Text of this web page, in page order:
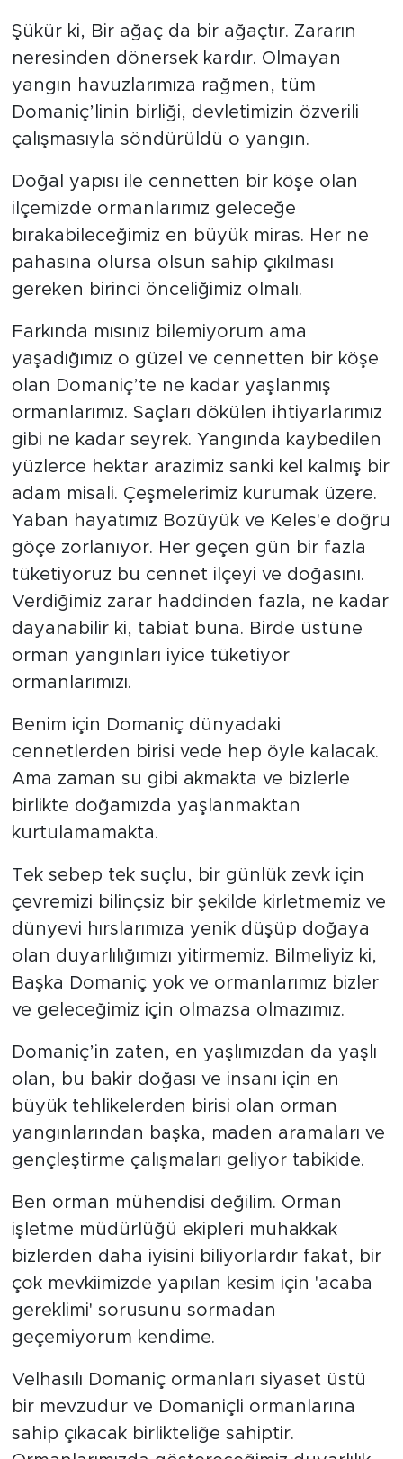
Şükür ki, Bir ağaç da bir ağaçtır. Zararın
neresinden dönersek kardır. Olmayan
yangın havuzlarımıza rağmen, tüm
Domaniç’linin birliği, devletimizin özverili
çalışmasıyla söndürüldü o yangın.
Doğal yapısı ile cennetten bir köşe olan
ilçemizde ormanlarımız geleceğe
bırakabileceğimiz en büyük miras. Her ne
pahasına olursa olsun sahip çıkılması
gereken birinci önceliğimiz olmalı.
Farkında mısınız bilemiyorum ama
yaşadığımız o güzel ve cennetten bir köşe
olan Domaniç’te ne kadar yaşlanmış
ormanlarımız. Saçları dökülen ihtiyarlarımız
gibi ne kadar seyrek. Yangında kaybedilen
yüzlerce hektar arazimiz sanki kel kalmış bir
adam misali. Çeşmelerimiz kurumak üzere.
Yaban hayatımız Bozüyük ve Keles'e doğru
göçe zorlanıyor. Her geçen gün bir fazla
tüketiyoruz bu cennet ilçeyi ve doğasını.
Verdiğimiz zarar haddinden fazla, ne kadar
dayanabilir ki, tabiat buna. Birde üstüne
orman yangınları iyice tüketiyor
ormanlarımızı.
Benim için Domaniç dünyadaki
cennetlerden birisi vede hep öyle kalacak.
Ama zaman su gibi akmakta ve bizlerle
birlikte doğamızda yaşlanmaktan
kurtulamamakta.
Tek sebep tek suçlu, bir günlük zevk için
çevremizi bilinçsiz bir şekilde kirletmemiz ve
dünyevi hırslarımıza yenik düşüp doğaya
olan duyarlılığımızı yitirmemiz. Bilmeliyiz ki,
Başka Domaniç yok ve ormanlarımız bizler
ve geleceğimiz için olmazsa olmazımız.
Domaniç’in zaten, en yaşlımızdan da yaşlı
olan, bu bakir doğası ve insanı için en
büyük tehlikelerden birisi olan orman
yangınlarından başka, maden aramaları ve
gençleştirme çalışmaları geliyor tabikide.
Ben orman mühendisi değilim. Orman
işletme müdürlüğü ekipleri muhakkak
bizlerden daha iyisini biliyorlardır fakat, bir
çok mevkiimizde yapılan kesim için 'acaba
gereklimi' sorusunu sormadan
geçemiyorum kendime.
Velhasılı Domaniç ormanları siyaset üstü
bir mevzudur ve Domaniçli ormanlarına
sahip çıkacak birlikteliğe sahiptir.